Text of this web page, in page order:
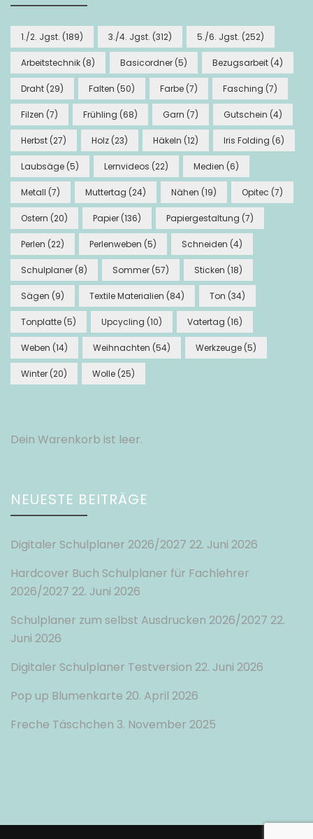
1./2. Jgst. (189) 3./4. Jgst. (312) 5./6. Jgst. (252)
Arbeitstechnik (8) Basicordner (5) Bezugsarbeit (4)
Draht (29) Falten (50) Farbe (7) Fasching (7)
Filzen (7) Frühling (68) Garn (7) Gutschein (4)
Herbst (27) Holz (23) Häkeln (12) Iris Folding (6)
Laubsäge (5) Lernvideos (22) Medien (6)
Metall (7) Muttertag (24) Nähen (19) Opitec (7)
Ostern (20) Papier (136) Papiergestaltung (7)
Perlen (22) Perlenweben (5) Schneiden (4)
Schulplaner (8) Sommer (57) Sticken (18)
Sägen (9) Textile Materialien (84) Ton (34)
Tonplatte (5) Upcycling (10) Vatertag (16)
Weben (14) Weihnachten (54) Werkzeuge (5)
Winter (20) Wolle (25)
Dein Warenkorb ist leer.
NEUESTE BEITRÄGE
Digitaler Schulplaner 2026/2027 22. Juni 2026
Hardcover Buch Schulplaner für Fachlehrer
2026/2027 22. Juni 2026
Schulplaner zum selbst Ausdrucken 2026/2027 22.
Juni 2026
Digitaler Schulplaner Testversion 22. Juni 2026
Pop up Blumenkarte 20. April 2026
Freche Täschchen 3. November 2025